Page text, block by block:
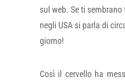
sul web. Se ti
negli USA si parla di
giorno!
Così il cervello ha